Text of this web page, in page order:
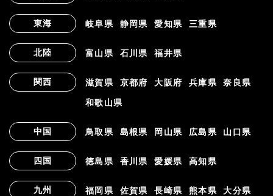
東海 岐阜県 静岡県 愛知県 三重県
北陸 富山県 石川県 福井県
関西 滋賀県 京都府 大阪府 兵庫県 奈良県
和歌山県
中国 鳥取県 島根県 岡山県 広島県 山口県
四国 徳島県 香川県 愛媛県 高知県
九州 福岡県 佐賀県 長崎県 熊本県 大分県